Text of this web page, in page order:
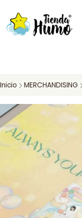
Inicio MERCHANDISING